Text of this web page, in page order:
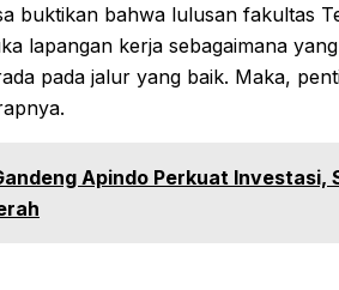
buktikan bahwa lulusan fakultas
lapangan kerja sebagaimana
pada jalur yang baik. Maka,
Apindo Perkuat Investasi,